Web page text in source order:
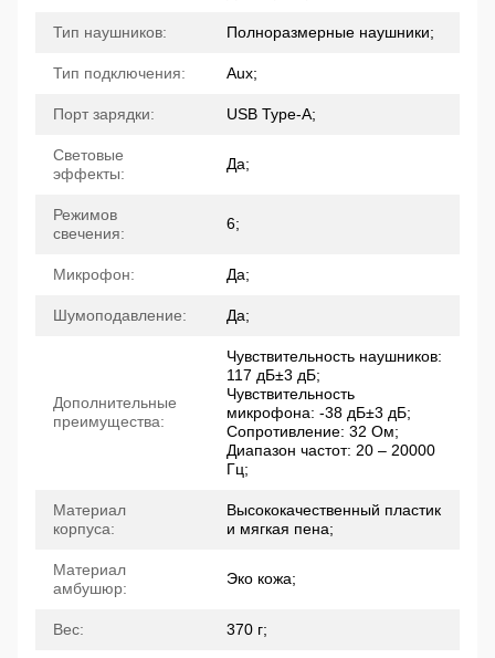
Тип наушников: Полноразмерные наушники;
Тип подключения: Aux;
Порт зарядки: USB Type-A;
Световые
эффекты:
Да;
Режимов
свечения:
6;
Микрофон: Да;
Шумоподавление: Да;
Дополнительные
преимущества:
Чувствительность наушников:
117 дБ±3 дБ;
Чувствительность
микрофона: -38 дБ±3 дБ;
Сопротивление: 32 Ом;
Диапазон частот: 20 – 20000
Гц;
Материал
корпуса:
Высококачественный пластик
и мягкая пена;
Материал
амбушюр:
Эко кожа;
Вес: 370 г;